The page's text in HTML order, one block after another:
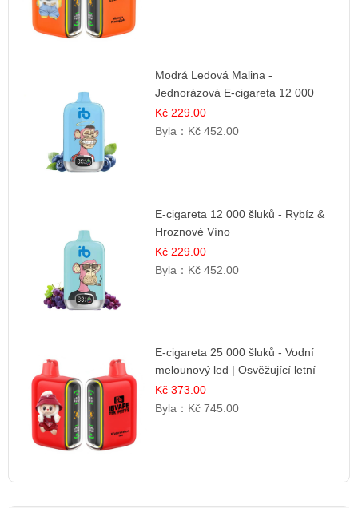
Modrá Ledová Malina -
Jednorázová E-cigareta 12 000
šluků | Osvěžující Bobulová Příchuť
Kč 229.00
Byla： Kč 452.00
E-cigareta 12 000 šluků - Rybíz &
Hroznové Víno
Kč 229.00
Byla： Kč 452.00
E-cigareta 25 000 šluků - Vodní
melounový led | Osvěžující letní
příchuť
Kč 373.00
Byla： Kč 745.00